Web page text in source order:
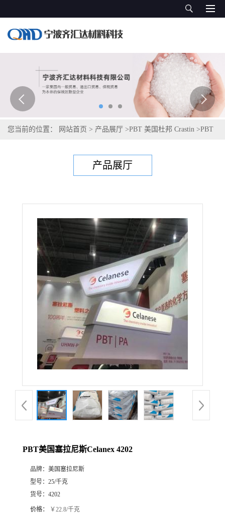
您当前的位置： 网站首页 > 产品展厅 >PBT 美国杜邦 Crastin >PBT
产品展厅
PBT美国塞拉尼斯Celanex 4202
品牌： 美国塞拉尼斯
型号： 25/千克
货号： 4202
价格： ￥22.8/千克